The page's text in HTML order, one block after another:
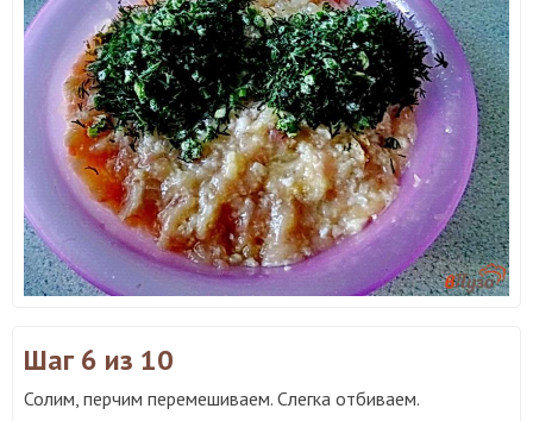
Шаг 6 из 10
Солим, перчим перемешиваем. Слегка отбиваем.